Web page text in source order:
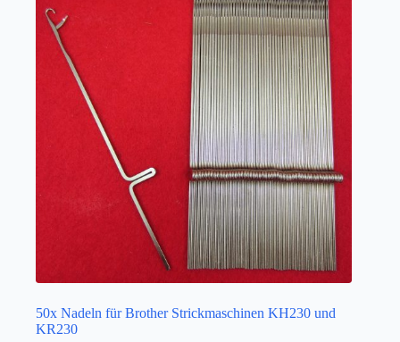
50x Nadeln für Brother Strickmaschinen KH230 und
KR230